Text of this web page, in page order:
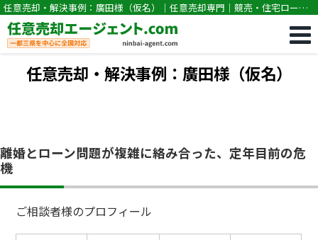
任意売却・解決事例：廣田様（仮名）｜任意売却専門｜競売・住宅ローン
滞納の相談なら任意売却エージェント.com
任意売却・解決事例：廣田様（仮名）
離婚とローン問題が複雑に絡み合った、定年目前の危
機
ご相談者様のプロフィール